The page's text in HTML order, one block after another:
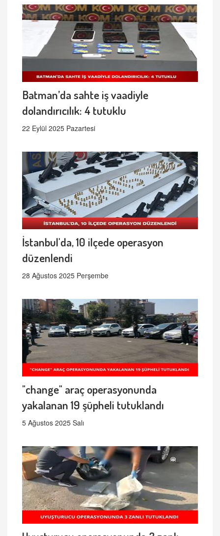
Batman’da sahte iş vaadiyle
dolandırıcılık: 4 tutuklu
22 Eylül 2025 Pazartesi
İstanbul'da, 10 ilçede operasyon
düzenlendi
28 Ağustos 2025 Perşembe
"change" araç operasyonunda
yakalanan 19 şüpheli tutuklandı
5 Ağustos 2025 Salı